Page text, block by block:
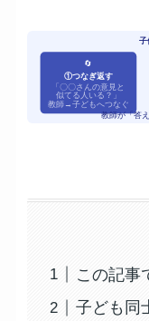
子
🔄
①つなぎ返す
「〇〇さんの意見と
似てる人いる？」
教師→子どもへつなぐ
教師が「答
この記事
子ども同